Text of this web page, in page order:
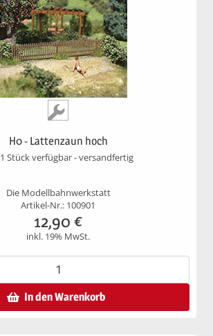
H0 - Lattenzaun hoch
1 Stück verfügbar - versandfertig
Die Modellbahnwerkstatt
Artikel-Nr.: 100901
12,90 €
inkl. 19% MwSt.
In den Warenkorb